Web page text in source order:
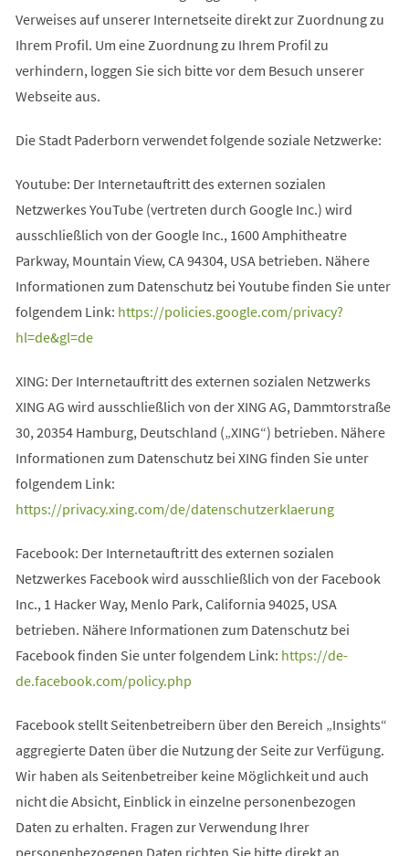
Verweises auf unserer Internetseite direkt zur Zuordnung zu
Ihrem Profil. Um eine Zuordnung zu Ihrem Profil zu
verhindern, loggen Sie sich bitte vor dem Besuch unserer
Webseite aus.
Die Stadt Paderborn verwendet folgende soziale Netzwerke:
Youtube: Der Internetauftritt des externen sozialen
Netzwerkes YouTube (vertreten durch Google Inc.) wird
ausschließlich von der Google Inc., 1600 Amphitheatre
Parkway, Mountain View, CA 94304, USA betrieben. Nähere
Informationen zum Datenschutz bei Youtube finden Sie unter
folgendem Link: https://policies.google.com/privacy?
hl=de&gl=de
XING: Der Internetauftritt des externen sozialen Netzwerks
XING AG wird ausschließlich von der XING AG, Dammtorstraße
30, 20354 Hamburg, Deutschland („XING“) betrieben. Nähere
Informationen zum Datenschutz bei XING finden Sie unter
folgendem Link:
https://privacy.xing.com/de/datenschutzerklaerung
Facebook: Der Internetauftritt des externen sozialen
Netzwerkes Facebook wird ausschließlich von der Facebook
Inc., 1 Hacker Way, Menlo Park, California 94025, USA
betrieben. Nähere Informationen zum Datenschutz bei
Facebook finden Sie unter folgendem Link: https://de-
de.facebook.com/policy.php
Facebook stellt Seitenbetreibern über den Bereich „Insights“
aggregierte Daten über die Nutzung der Seite zur Verfügung.
Wir haben als Seitenbetreiber keine Möglichkeit und auch
nicht die Absicht, Einblick in einzelne personenbezogen
Daten zu erhalten. Fragen zur Verwendung Ihrer
personenbezogenen Daten richten Sie bitte direkt an